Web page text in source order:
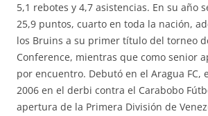
5,1 rebotes y 4,7 asistencias. En su año
25,9 puntos, cuarto en toda la nación,
los Bruins a su primer título del torneo
Conference, mientras que como senior
por encuentro. Debutó en el Aragua FC,
2006 en el derbi contra el Carabobo
apertura de la Primera División de